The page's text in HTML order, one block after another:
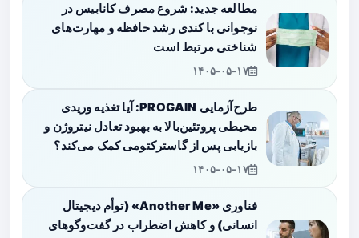
مطالعه جدید: شروع مصرف کانابیس در
نوجوانی با کندی رشد حافظه و مهارت‌های
شناختی مرتبط است
۱۴۰۵-۰۵-۱۷
طرح‌آزمایی PROGAIN: آیا تغذیه وریدی
محیطی پروتئین‌بالا به بهبود تعادل نیتروژن و
بازیابی پس از گاسترکتومی کمک می‌کند؟
۱۴۰۵-۰۵-۱۷
فناوری «Another Me» (توأم دیجیتال
انسانی) و کاهش اضطراب در گفت‌وگوهای